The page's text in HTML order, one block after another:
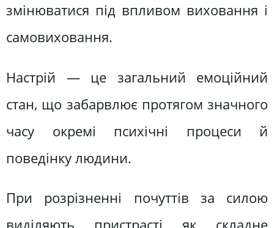
змінюватися під впливом виховання і
самовиховання.
Настрій — це загальний емоційний
стан, що забарвлює протягом значного
часу окремі психічні процеси й
поведінку людини.
При розрізненні почуттів за силою